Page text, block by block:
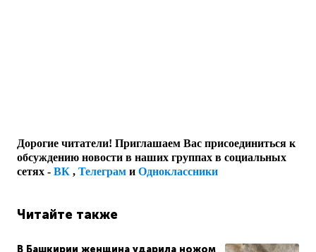
Дорогие читатели! Приглашаем Вас присоединиться к
обсуждению новости в наших группах в социальных
сетях - ВК , Телеграм и Одноклассники
Читайте также
В Башкирии женщина ударила ножом